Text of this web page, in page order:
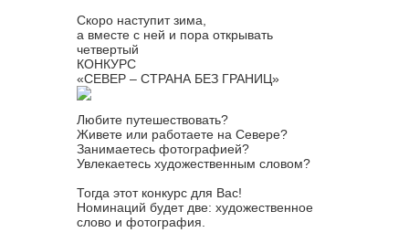
Скоро наступит зима,
а вместе с ней и пора открывать
четвертый
КОНКУРС
«СЕВЕР – СТРАНА БЕЗ ГРАНИЦ»
Любите путешествовать?
Живете или работаете на Севере?
Занимаетесь фотографией?
Увлекаетесь художественным словом?
Тогда этот конкурс для Вас!
Номинаций будет две: художественное
слово и фотография.